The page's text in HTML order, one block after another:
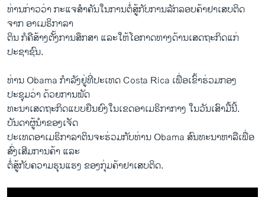
ທ່ານ​ກ່າວ​ວ່າ ກະ​ແຈ​ສຳຄັນໃນ​ການ​ຕໍ່ສູ້ກັບການ​ລັກລອບ​ຄ້າ​ຢາ​ເສບ​ຕິດ​
ຈາກ ​ອາເມຣິກາລາ
ຕິນ ​ກໍ​ຄື​ສ້າງ​ຕັ້ງການ​ສຶກສາ ​ແລະໃຫ້ໂອກາດ​ທາງ​ດ້ານເສດຖະກິດ​ແກ່
ປະຊາຊົນ.
ທ່ານ Obama ກຳລັງຢູ່​ທີ່​ປະ​ເທດ Costa Rica ​ເພື່ອ​ເຂົ້າຮ່ວມ​ກອງ​
ປະຊຸມ​ວ່າ ດ້ວຍ​ການ​ພັດ
ທະນາ​ເສດຖະກິດ​ແບບ​ຍືນ​ຍົງໃນ​ເຂດ​ອາ​ເມຣິກາ​ກາງ ​ໃນວັນ​ເສົາ​ມື້ນີ້.
ບັນດາ​ຜູ້​ນໍາຂອງ​ເຈັດ​
ປະ​ເທດອາ​ເມຣິກາ​ລາ​ຕິນຈະ​ຮ່ວມ​ກັບທ່ານ Obama ສົນທະນາ​ຫາລື​ເພື່ອ
ສົ່ງ​ເສີມ​ການ​ຄ້າ ​ແລະ
​ຕໍ່ສູ້​ກັບ​ຄວາມ​ຮຸນ​ແຮງ​ ຂອງກຸ່ມຄ້າ​ຢາ​ເສບ​ຕິດ.